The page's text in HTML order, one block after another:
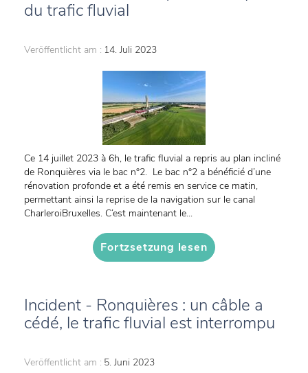
du trafic fluvial
Veröffentlicht am : 14. Juli 2023
Ce 14 juillet 2023 à 6h, le trafic fluvial a repris au plan incliné
de Ronquières via le bac n°2. Le bac n°2 a bénéficié d’une
rénovation profonde et a été remis en service ce matin,
permettant ainsi la reprise de la navigation sur le canal
CharleroiBruxelles. C’est maintenant le...
Fortzsetzung lesen
Incident - Ronquières : un câble a
cédé, le trafic fluvial est interrompu
Veröffentlicht am : 5. Juni 2023